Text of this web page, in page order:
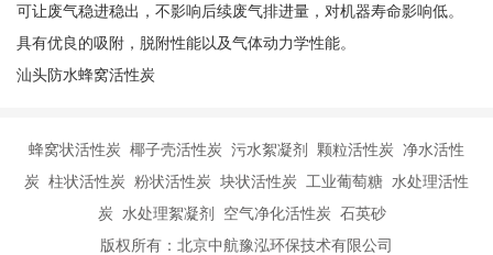
可让废气稳进稳出，不影响后续废气排进量，对机器寿命影响低。
具有优良的吸附，脱附性能以及气体动力学性能。
汕头防水蜂窝活性炭
蜂窝状活性炭 椰子壳活性炭 污水絮凝剂 颗粒活性炭 净水活性
炭 柱状活性炭 粉状活性炭 块状活性炭 工业葡萄糖 水处理活性
炭 水处理絮凝剂 空气净化活性炭 石英砂
版权所有：北京中航豫泓环保技术有限公司